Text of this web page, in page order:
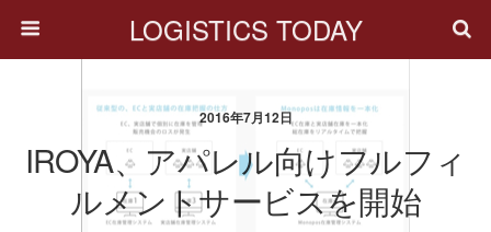
LOGISTICS TODAY
2016年7月12日
IROYA、アパレル向けフルフィ
ルメントサービスを開始